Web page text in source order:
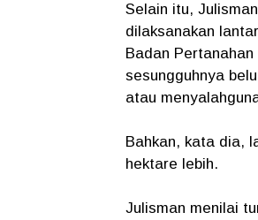
Selain itu,
dilaksanakan
Badan
sesungguhnya
atau
Bahkan, kata dia,
hektare lebih.
Julisman menilai